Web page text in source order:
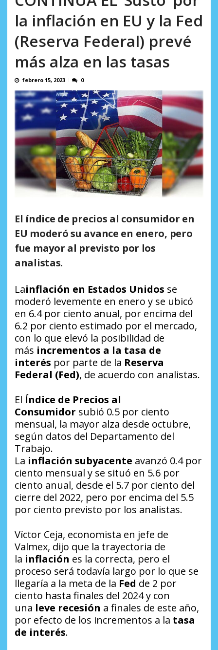
la inflación en EU y la Fed
(Reserva Federal) prevé
más alza en las tasas
febrero 15, 2023 0
El índice de precios al consumidor en
EU moderó su avance en enero, pero
fue mayor al previsto por los
analistas.
Lainflación en Estados Unidos se
moderó levemente en enero y se ubicó
en 6.4 por ciento anual, por encima del
6.2 por ciento estimado por el mercado,
con lo que elevó la posibilidad de
más incrementos a la tasa de
interés por parte de la Reserva
Federal (Fed), de acuerdo con analistas.
El Índice de Precios al
Consumidor subió 0.5 por ciento
mensual, la mayor alza desde octubre,
según datos del Departamento del
Trabajo.
La inflación subyacente avanzó 0.4 por
ciento mensual y se situó en 5.6 por
ciento anual, desde el 5.7 por ciento del
cierre del 2022, pero por encima del 5.5
por ciento previsto por los analistas.
Víctor Ceja, economista en jefe de
Valmex, dijo que la trayectoria de
la inflación es la correcta, pero el
proceso será todavía largo por lo que se
llegaría a la meta de la Fed de 2 por
ciento hasta finales del 2024 y con
una leve recesión a finales de este año,
por efecto de los incrementos a la tasa
de interés.